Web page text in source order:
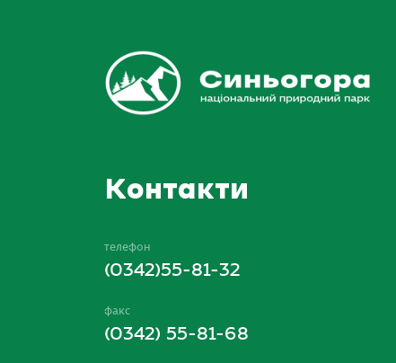
Контакти
телефон
(0342)55-81-32
факс
(0342) 55-81-68